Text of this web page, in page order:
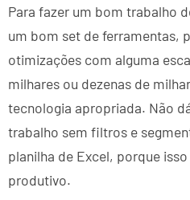
Para fazer um bom trabalho
um bom set de ferramentas,
otimizações com alguma
milhares ou dezenas de
tecnologia apropriada. Não
trabalho sem filtros e
planilha de Excel, porque
produtivo.